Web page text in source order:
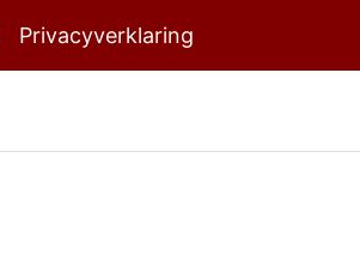
Privacyverklaring